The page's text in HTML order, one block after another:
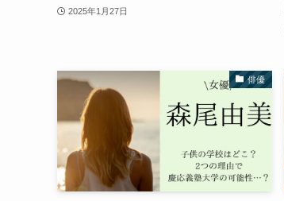
2025年1月27日
俳優